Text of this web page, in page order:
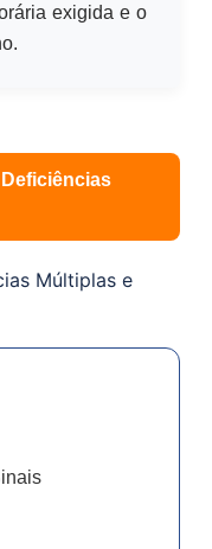
exigida e o
Deficiências
Múltiplas e